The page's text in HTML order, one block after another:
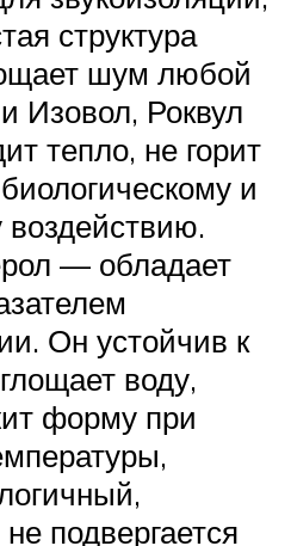
структура
шум любой
Изовол, Роквул
тепло, не горит
и
— обладает
Он устойчив к
воду,
форму при
подвергается